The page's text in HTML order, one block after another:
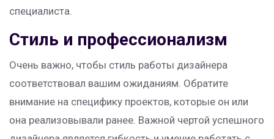
специалиста.
Стиль и профессионализм
Очень важно, чтобы стиль работы дизайнера
соответствовал вашим ожиданиям. Обратите
внимание на специфику проектов, которые он или
она реализовывали ранее. Важной чертой успешного